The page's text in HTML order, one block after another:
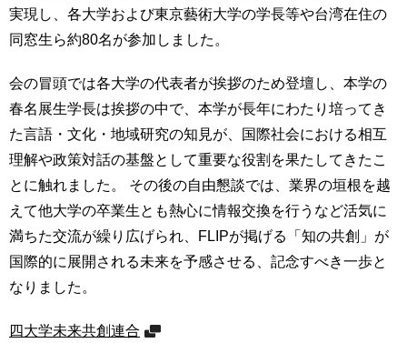
教
育
研
究
社
会
携
入
試
報
寄
護
者
の
卒
業
生
の
方
一
地
域
方
実現し、各大学および東京藝術大学の学長等や台湾在住の
同窓生ら約80名が参加しました。
会の冒頭では各大学の代表者が挨拶のため登壇し、本学の
春名展生学長は挨拶の中で、本学が長年にわたり培ってき
た言語・文化・地域研究の知見が、国際社会における相互
理解や政策対話の基盤として重要な役割を果たしてきたこ
とに触れました。 その後の自由懇談では、業界の垣根を越
えて他大学の卒業生とも熱心に情報交換を行うなど活気に
満ちた交流が繰り広げられ、FLIPが掲げる「知の共創」が
国際的に展開される未来を予感させる、記念すべき一歩と
なりました。
四大学未来共創連合